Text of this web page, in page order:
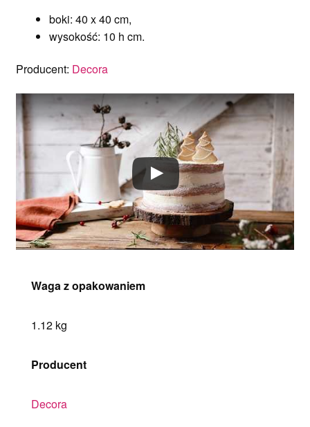
boki: 40 x 40 cm,
wysokość: 10 h cm.
Producent: Decora
Waga z opakowaniem
1.12 kg
Producent
Decora